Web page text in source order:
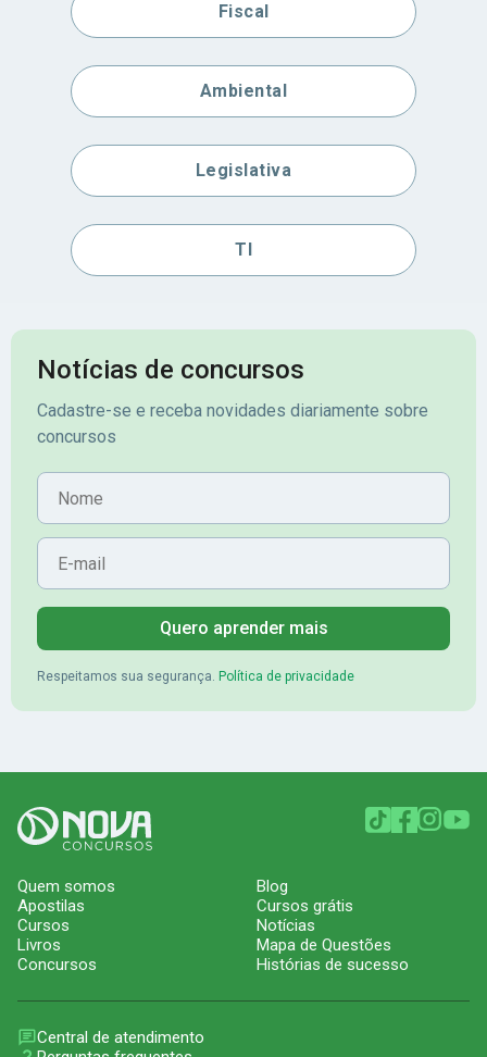
Fiscal
Ambiental
Legislativa
TI
Notícias de concursos
Cadastre-se e receba novidades diariamente sobre
concursos
Nome
E-mail
Quero aprender mais
Respeitamos sua segurança. Política de privacidade
Quem somos
Apostilas
Cursos
Livros
Concursos
Blog
Cursos grátis
Notícias
Mapa de Questões
Histórias de sucesso
Central de atendimento